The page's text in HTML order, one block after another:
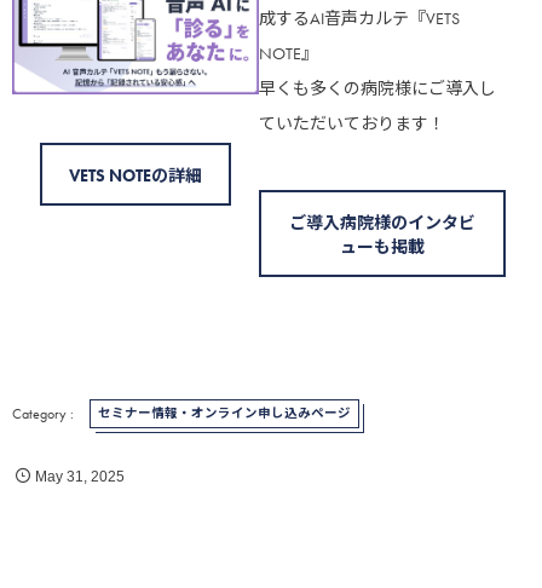
VETS NOTEの詳細
成するAI音声カルテ『VETS
NOTE』
早くも多くの病院様にご導入し
ていただいております！
ご導入病院様のインタビ
ューも掲載
セミナー情報・オンライン申し込みページ
May 31 ,2025